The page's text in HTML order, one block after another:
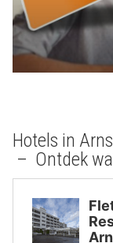
Hotels in
– Ontdek